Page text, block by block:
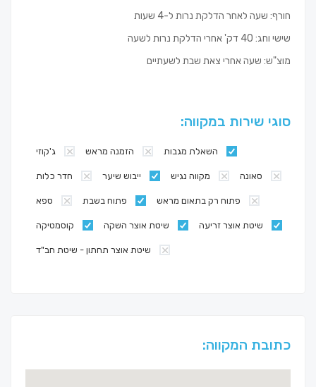
חורף: שעה לאחר הדלקת נרות ל-4 שעות
שישי וחג: 40 דק' אחרי הדלקת נרות לשעה
מוצ"ש: שעה אחרי צאת שבת לשעתיים
סוגי שירות במקווה:
ג'קוזי הזמנה מראש השאלת מגבות
חדר כלות ייבוש שיער מקווה נגיש סאונה
ספא פתוח בשבת פתוח רק בתאום מראש
קוסמטיקה שיטת אוצר השקה שיטת אוצר זריעה
שיטת אוצר תחתון - שיטת חב"ד
כתובת המקווה: